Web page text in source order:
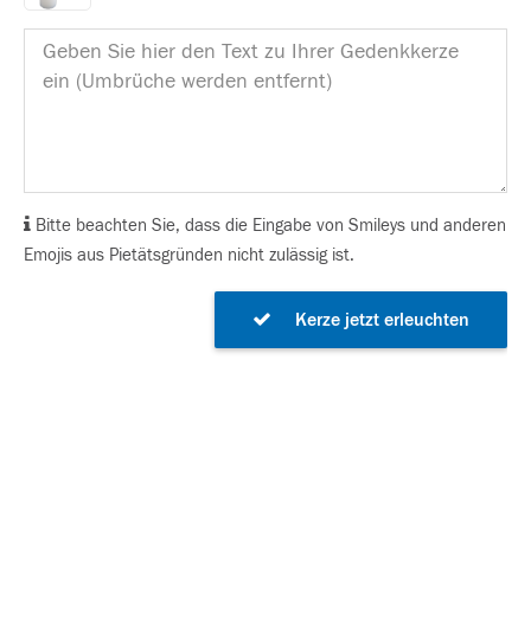
Bitte beachten Sie, dass die Eingabe von Smileys und anderen
Emojis aus Pietätsgründen nicht zulässig ist.
Kerze jetzt erleuchten